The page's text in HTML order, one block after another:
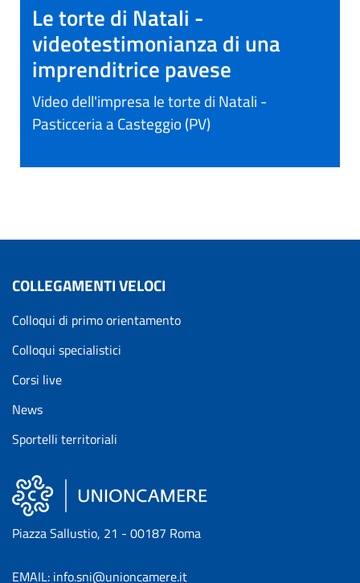
Le torte di Natali -
videotestimonianza di una
imprenditrice pavese
Video dell'impresa le torte di Natali -
Pasticceria a Casteggio (PV)
COLLEGAMENTI VELOCI
Colloqui di primo orientamento
Colloqui specialistici
Corsi live
News
Sportelli territoriali
Piazza Sallustio, 21 - 00187 Roma
EMAIL: info.sni@unioncamere.it